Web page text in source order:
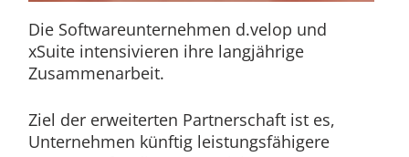
Die Softwareunternehmen d.velop und
xSuite intensivieren ihre langjährige
Zusammenarbeit.
Ziel der erweiterten Partnerschaft ist es,
Unternehmen künftig leistungsfähigere